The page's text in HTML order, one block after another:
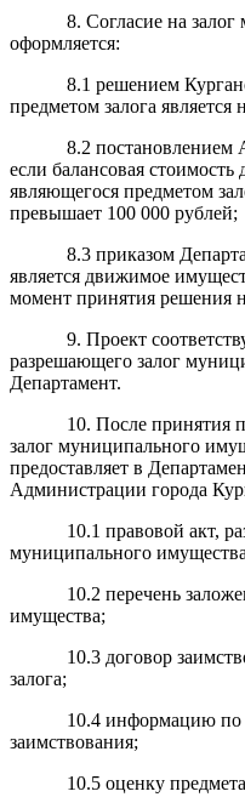
8. Согласие на
оформляется:
8.1 решением
предметом залога
8.2 постановлением
если балансовая
являющегося предметом
превышает 100 000 рублей;
8.3 приказом
является движимое
момент принятия решения
9. Проект
разрешающего залог
Департамент.
10. После принятия
залог муниципального
предоставляет в
Администрации города
10.1 правовой акт,
муниципального
10.2 перечень
имущества;
10.3 договор
залога;
10.4 информацию по
заимствования;
10.5 оценку